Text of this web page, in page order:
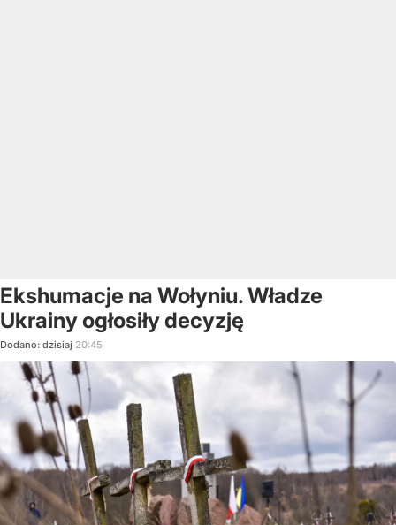
Ekshumacje na Wołyniu. Władze
Ukrainy ogłosiły decyzję
Dodano: dzisiaj 20:45